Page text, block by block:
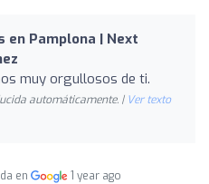
en Pamplona | Next
muy orgullosos de ti.
automáticamente. | Ver texto
en 1 year ago